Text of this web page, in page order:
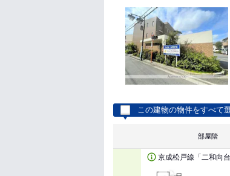
この建物の物件をすべて
部屋階
京成松戸線「二和向